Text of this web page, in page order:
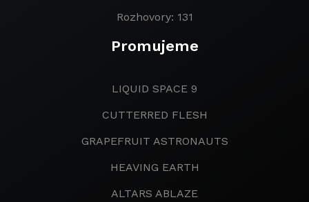
Rozhovory: 131
Promujeme
LIQUID SPACE 9
CUTTERRED FLESH
GRAPEFRUIT ASTRONAUTS
HEAVING EARTH
ALTARS ABLAZE